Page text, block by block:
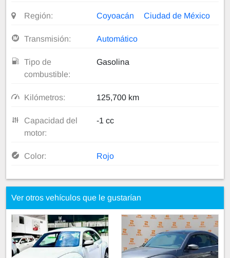
Región: Coyoacán Ciudad de México
Transmisión: Automático
Tipo de
combustible:
Gasolina
Kilómetros: 125,700 km
Capacidad del
motor:
-1 cc
Color: Rojo
Ver otros vehículos que le gustarían